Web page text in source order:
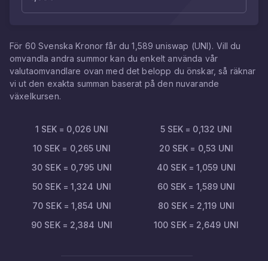
För 60 Svenska Kronor får du1,589 uniswap (UNI). Vill du
omvandla andra summor kan du enkelt använda vår
valutaomvandlare ovan med det belopp du önskar, så räknar
vi ut den exakta summan baserat på den nuvarande
växelkursen.
1 SEK = 0,026 UNI 5 SEK = 0,132 UNI
10 SEK = 0,265 UNI 20 SEK = 0,53 UNI
30 SEK= 0,795 UNI 40 SEK= 1,059 UNI
50 SEK= 1,324 UNI 60 SEK = 1,589 UNI
70 SEK= 1,854 UNI 80 SEK= 2,119 UNI
90 SEK= 2,384 UNI 100 SEK= 2,649 UNI